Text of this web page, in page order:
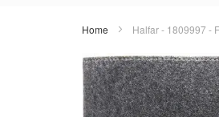
Home Halfar - 1809997 -
Zum
Ende
der
Bildergalerie